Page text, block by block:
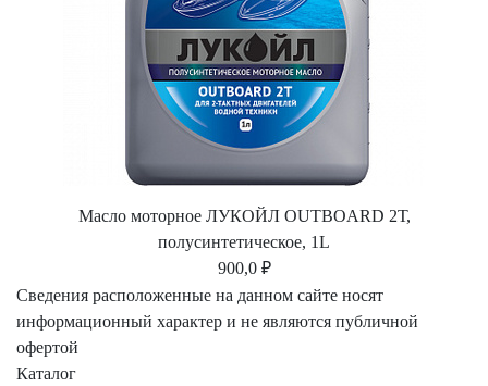
Масло моторное ЛУКОЙЛ OUTBOARD 2Т,
полусинтетическое, 1L
900,0 ₽
Сведения расположенные на данном сайте носят
информационный характер и не являются публичной
офертой
Каталог